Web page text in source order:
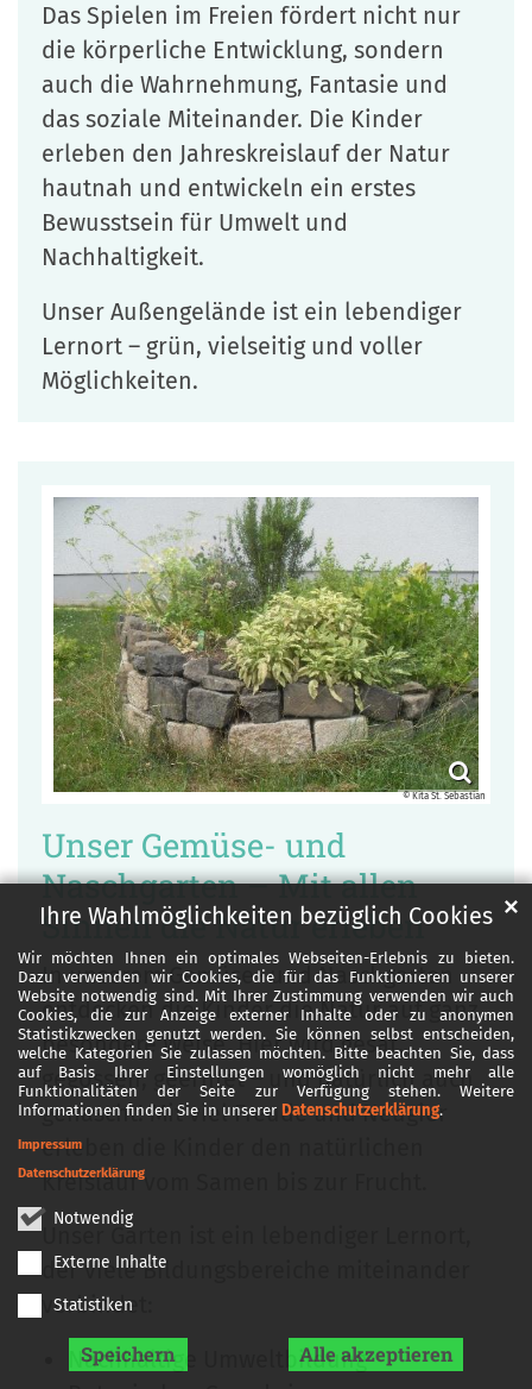
Ihre Wahlmöglichkeiten bezüglich Cookies
Wir möchten Ihnen ein optimales Webseiten-Erlebnis zu bieten.
Dazu verwenden wir Cookies, die für das Funktionieren unserer
Website notwendig sind. Mit Ihrer Zustimmung verwenden wir auch
Cookies, die zur Anzeige externer Inhalte oder zu anonymen
Statistikzwecken genutzt werden. Sie können selbst entscheiden,
welche Kategorien Sie zulassen möchten. Bitte beachten Sie, dass
auf Basis Ihrer Einstellungen womöglich nicht mehr alle
Funktionalitäten der Seite zur Verfügung stehen. Weitere
Informationen finden Sie in unserer Datenschutzerklärung.
Notwendig
Externe Inhalte
Statistiken
Speichern Alle akzeptieren
✕
Impressum
Datenschutzerklärung
Das Spielen im Freien fördert nicht nur
die körperliche Entwicklung, sondern
auch die Wahrnehmung, Fantasie und
das soziale Miteinander. Die Kinder
erleben den Jahreskreislauf der Natur
hautnah und entwickeln ein erstes
Bewusstsein für Umwelt und
Nachhaltigkeit.
Unser Außengelände ist ein lebendiger
Lernort – grün, vielseitig und voller
Möglichkeiten.
© Kita St. Sebastian
Unser Gemüse- und
Naschgarten – Mit allen
Sinnen die Natur erleben
In unserem Gemüse- und Naschgarten
entdecken die Kinder die Natur auf ganz
besondere Weise. Hier wird gesät,
gegossen, geerntet – und natürlich auch
genascht! Mit viel Freude und Neugier
erleben die Kinder den natürlichen
Kreislauf vom Samen bis zur Frucht.
Unser Garten ist ein lebendiger Lernort,
der viele Bildungsbereiche miteinander
verbindet:
Nachhaltige Umweltbildung